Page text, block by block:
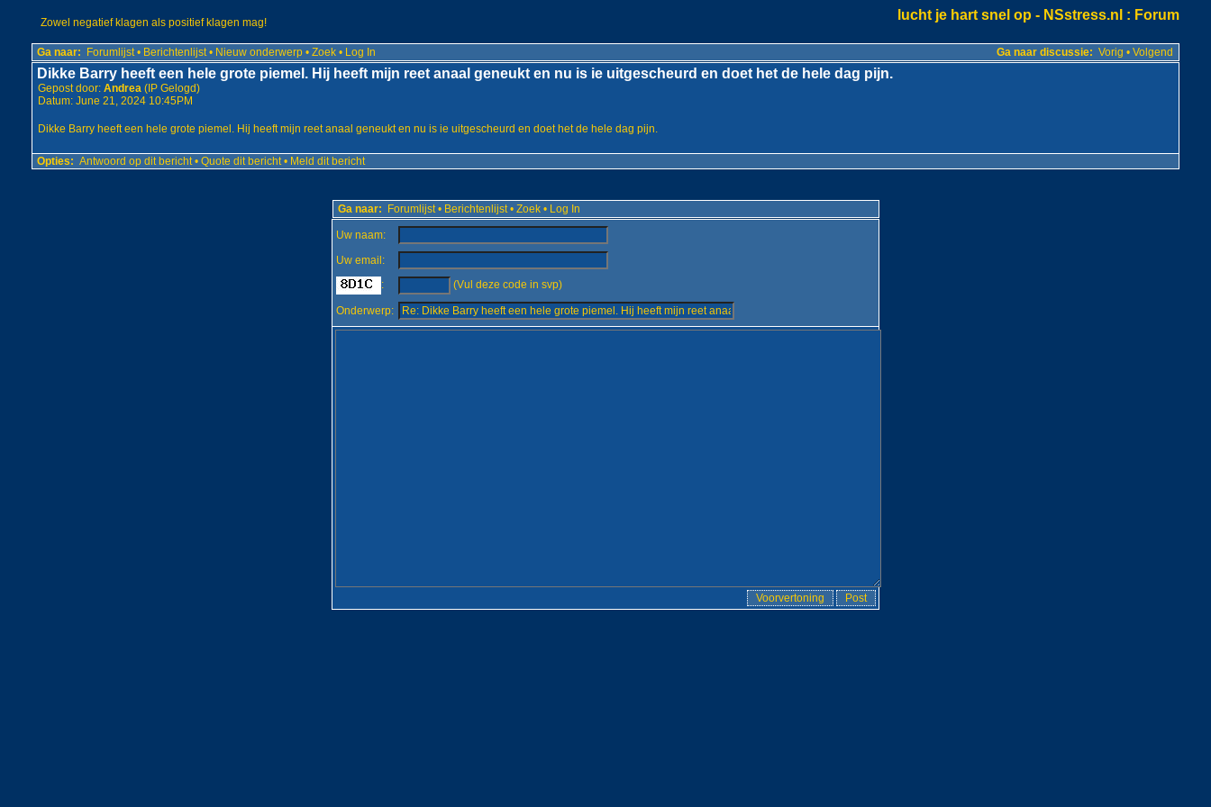
lucht je hart snel op - NSstress.nl : Forum
Zowel negatief klagen als positief klagen mag!
Ga naar discussie: Vorig • Volgend
Ga naar: Forumlijst • Berichtenlijst • Nieuw onderwerp • Zoek • Log In
Dikke Barry heeft een hele grote piemel. Hij heeft mijn reet anaal geneukt en nu is ie uitgescheurd en doet het de hele dag pijn.
Gepost door: Andrea(IP Gelogd)
Datum: June 21, 2024 10:45PM
Dikke Barry heeft een hele grote piemel. Hij heeft mijn reet anaal geneukt en nu is ie uitgescheurd en doet het de hele dag pijn.
Opties: Antwoord op dit bericht • Quote dit bericht • Meld dit bericht
Ga naar: Forumlijst • Berichtenlijst • Zoek • Log In
Uw naam:
Uw email:
:
(Vul deze code in svp)
Onderwerp: